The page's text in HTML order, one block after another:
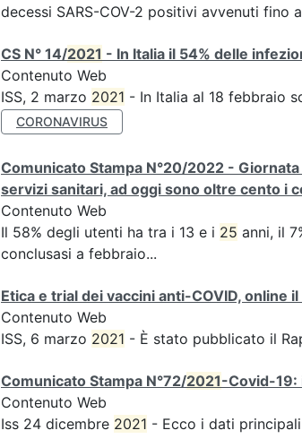
decessi SARS-COV-2 positivi avvenuti fino
CS N° 14/2021 - In Italia il 54% delle
Contenuto Web
ISS, 2 marzo 2021 - In Italia al 18 febbraio
CORONAVIRUS
Comunicato Stampa N°20/2022 -
servizi sanitari, ad oggi sono oltre cento i
Contenuto Web
Il 58% degli utenti ha tra i 13 e i 25 anni, il
conclusasi a febbraio...
Etica e trial dei vaccini anti-COVID, online il
Contenuto Web
ISS, 6 marzo 2021 - È stato pubblicato il
Comunicato Stampa N°72/2021-Covid-19:
Contenuto Web
Iss 24 dicembre 2021 - Ecco i dati principali